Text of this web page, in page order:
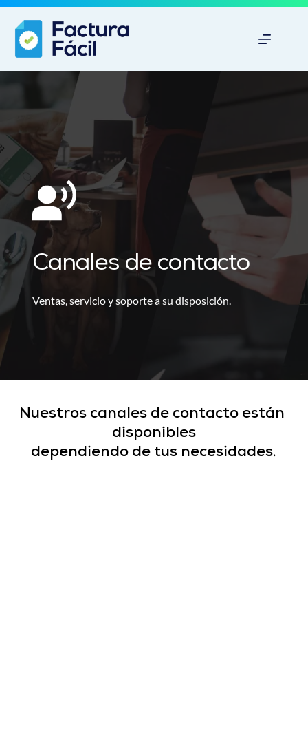
Saltar
contenido
Canales de contacto
Ventas, servicio y soporte a su disposición.
Nuestros canales de contacto están
disponibles
dependiendo de tus necesidades.